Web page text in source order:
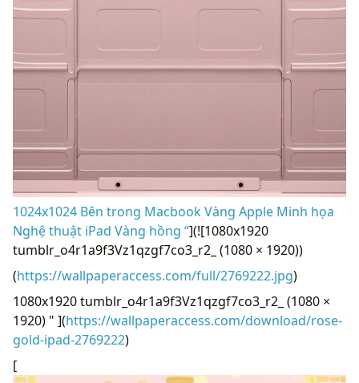
1024x1024 Bên trong Macbook Vàng Apple Minh họa
Nghệ thuật iPad Vàng hồng “](![1080x1920
tumblr_o4r1a9f3Vz1qzgf7co3_r2_ (1080 × 1920))
(https://wallpaperaccess.com/full/2769222.jpg)
1080x1920 tumblr_o4r1a9f3Vz1qzgf7co3_r2_ (1080 ×
1920) " ](https://wallpaperaccess.com/download/rose-
gold-ipad-2769222)
[